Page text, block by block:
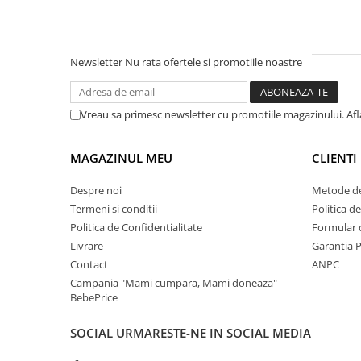
Newsletter Nu rata ofertele si promotiile noastre
Vreau sa primesc newsletter cu promotiile magazinului.
MAGAZINUL MEU
Despre noi
Termeni si conditii
Politica de Confidentialitate
Livrare
Contact
Campania "Mami cumpara, Mami doneaza" -
BebePrice
CLIENTI
Metode
Politica
Formular
Garantia
ANPC
SOCIAL URMARESTE-NE IN SOCIAL MEDIA